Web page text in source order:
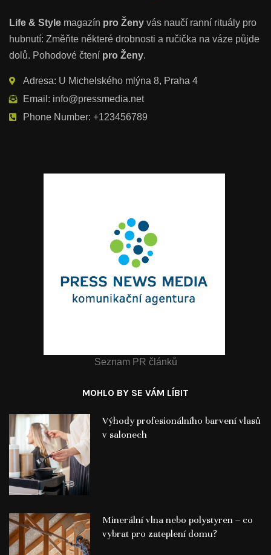
Life & Style magazín pro Ženy vás naučí ranní rituály pro
hubnutí: Změňte některé drobnosti a ručička na váze půjde
dolů. Pohodové čtení pro Ženy.
Adresa: U Michelského mlýna 8, Praha 4
Email: info@pressmedia.net
Phone Number: +123456789
Seznam PR článků
MOHLO BY SE VÁM LÍBIT
Výhody profesionálního barvení vlasů
v salonech
Minerální vlna nebo polystyren – co
vybrat pro zateplení domu?